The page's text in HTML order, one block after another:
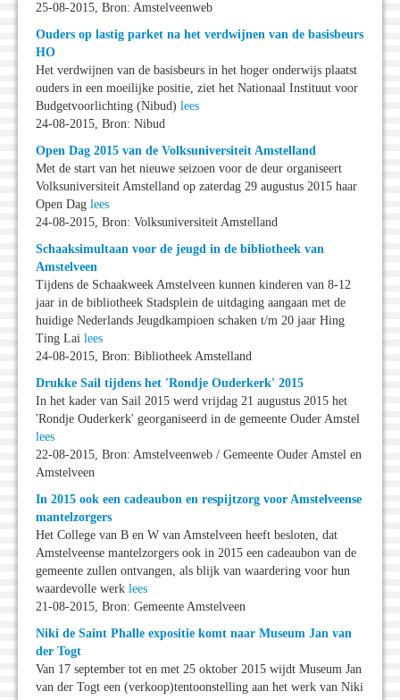
25-08-2015, Bron: Amstelveenweb
Ouders op lastig parket na het verdwijnen van de basisbeurs
HO
Het verdwijnen van de basisbeurs in het hoger onderwijs plaatst
ouders in een moeilijke positie, ziet het Nationaal Instituut voor
Budgetvoorlichting (Nibud) lees
24-08-2015, Bron: Nibud
Open Dag 2015 van de Volksuniversiteit Amstelland
Met de start van het nieuwe seizoen voor de deur organiseert
Volksuniversiteit Amstelland op zaterdag 29 augustus 2015 haar
Open Dag lees
24-08-2015, Bron: Volksuniversiteit Amstelland
Schaaksimultaan voor de jeugd in de bibliotheek van
Amstelveen
Tijdens de Schaakweek Amstelveen kunnen kinderen van 8-12
jaar in de bibliotheek Stadsplein de uitdaging aangaan met de
huidige Nederlands Jeugdkampioen schaken t/m 20 jaar Hing
Ting Lai lees
24-08-2015, Bron: Bibliotheek Amstelland
Drukke Sail tijdens het 'Rondje Ouderkerk' 2015
In het kader van Sail 2015 werd vrijdag 21 augustus 2015 het
'Rondje Ouderkerk' georganiseerd in de gemeente Ouder Amstel
lees
22-08-2015, Bron: Amstelveenweb / Gemeente Ouder Amstel en
Amstelveen
In 2015 ook een cadeaubon en respijtzorg voor Amstelveense
mantelzorgers
Het College van B en W van Amstelveen heeft besloten, dat
Amstelveense mantelzorgers ook in 2015 een cadeaubon van de
gemeente zullen ontvangen, als blijk van waardering voor hun
waardevolle werk lees
21-08-2015, Bron: Gemeente Amstelveen
Niki de Saint Phalle expositie komt naar Museum Jan van
der Togt
Van 17 september tot en met 25 oktober 2015 wijdt Museum Jan
van der Togt een (verkoop)tentoonstelling aan het werk van Niki